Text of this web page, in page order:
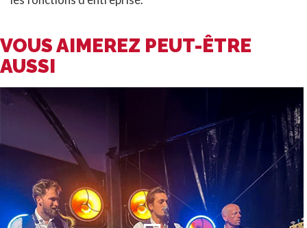
VOUS AIMEREZ PEUT-ÊTRE
AUSSI